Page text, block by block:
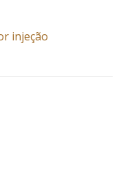
injeção